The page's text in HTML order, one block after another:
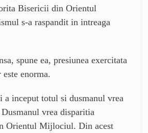
Bisericii din Orientul
s-a raspandit in intreaga
spune ea, presiunea exercitata
enorma.
a inceput totul si dusmanul vrea
vrea disparitia
Orientul Mijlociul. Din acest